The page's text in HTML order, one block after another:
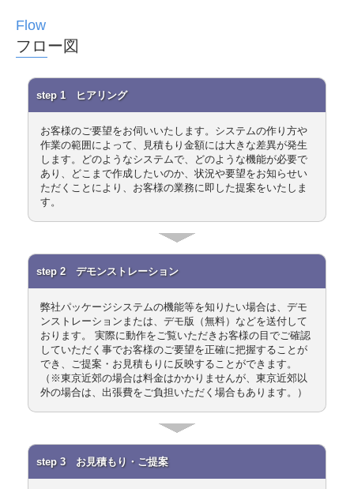
フロー図
step 1 ヒアリング
お客様のご要望をお伺いいたします。システムの作り方や
作業の範囲によって、見積もり金額には大きな差異が発生
します。どのようなシステムで、どのような機能が必要で
あり、どこまで作成したいのか、状況や要望をお知らせい
ただくことにより、お客様の業務に即した提案をいたしま
す。
step 2 デモンストレーション
弊社パッケージシステムの機能等を知りたい場合は、デモ
ンストレーションまたは、デモ版（無料）などを送付して
おります。 実際に動作をご覧いただきお客様の目でご確認
していただく事でお客様のご要望を正確に把握することが
でき、ご提案・お見積もりに反映することができます。
（※東京近郊の場合は料金はかかりませんが、東京近郊以
外の場合は、出張費をご負担いただく場合もあります。）
step 3 お見積もり・ご提案